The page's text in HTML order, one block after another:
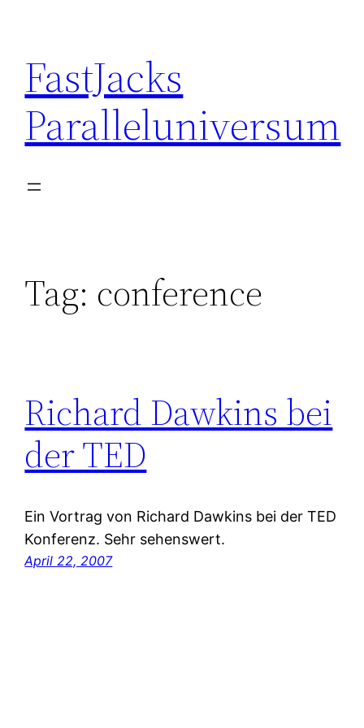
content
FastJacks
Paralleluniversum
Tag: conference
Richard Dawkins bei
der TED
Ein Vortrag von Richard Dawkins bei der TED
Konferenz. Sehr sehenswert.
April 22, 2007